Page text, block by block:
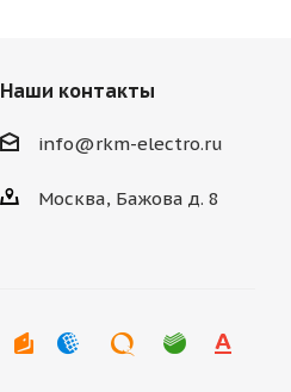
Наши контакты
info@rkm-electro.ru
Москва, Бажова д. 8